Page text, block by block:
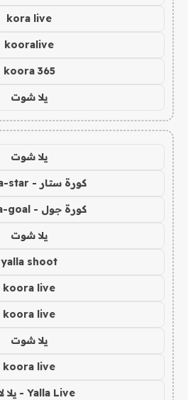
kora live
kooralive
koora 365
يلا شوت
يلا شوت
كورة ستار - koora-star
كورة جول - koora-goal
يلا شوت
yalla shoot
koora live
koora live
يلا شوت
koora live
Yalla Live - يلا لايف